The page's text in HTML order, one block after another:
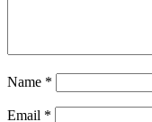
Name *
Email *